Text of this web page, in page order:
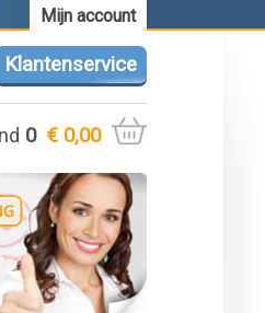
Mijn account
Klantenservice
0 € 0,00